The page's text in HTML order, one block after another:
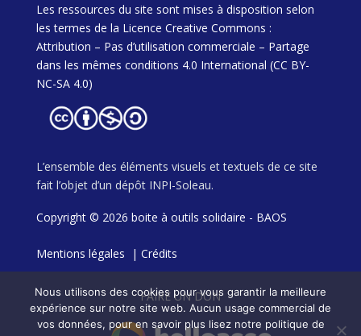
Les ressources du site sont mises à disposition selon
les termes de la Licence Creative Commons :
Attribution – Pas d’utilisation commerciale – Partage
dans les mêmes conditions 4.0 International (CC BY-
NC-SA 4.0)
L’ensemble des éléments visuels et textuels de ce site
fait l’objet d’un dépôt INPI-Soleau.
Copyright © 2026 boite à outils solidaire - BAOS
Mentions légales | Crédits
FAIRE UN DON
Nous utilisons des cookies pour vous garantir la meilleure
expérience sur notre site web. Aucun usage commercial de
vos données, pour en savoir plus lisez notre politique de